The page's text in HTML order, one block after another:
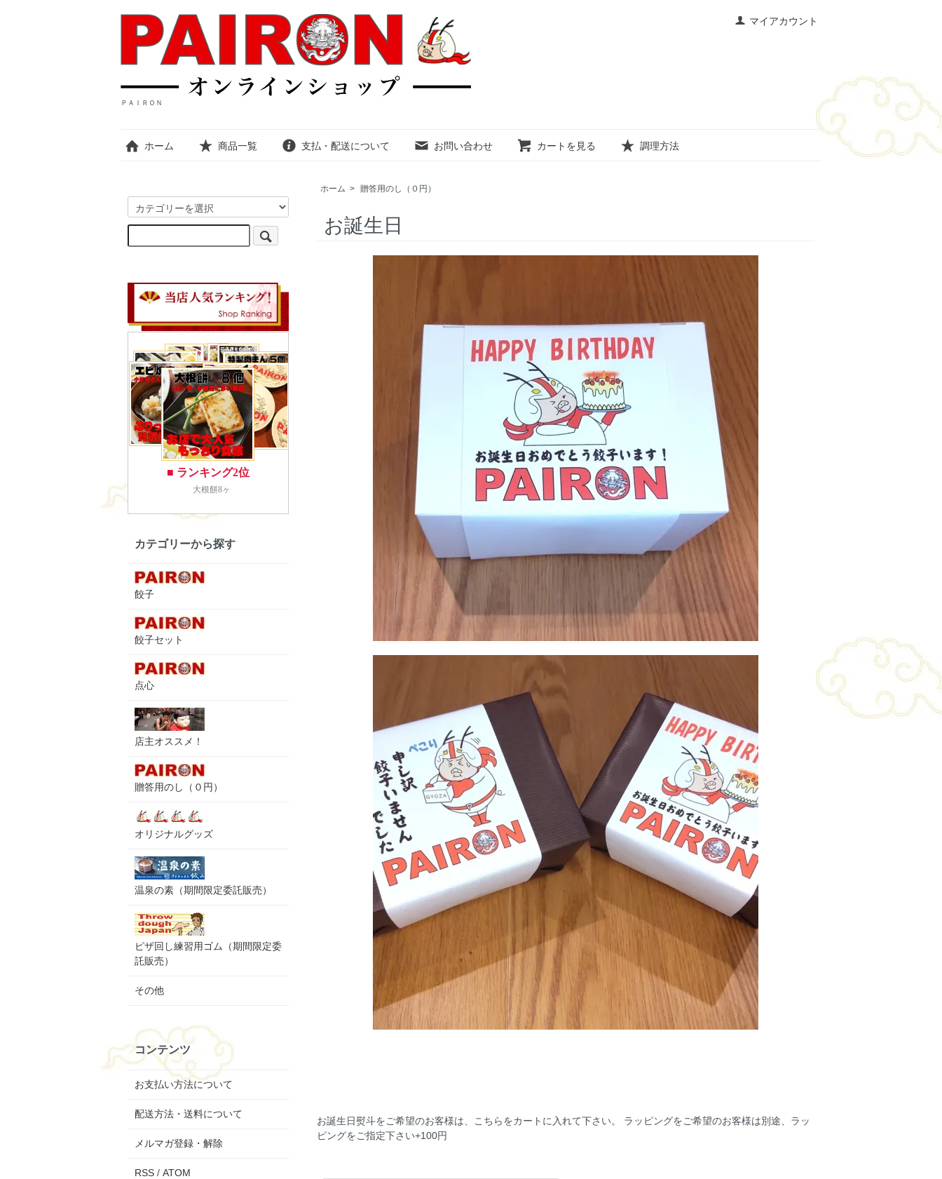
マイアカウント
ＰＡＩＲＯＮ
ホーム 商品一覧 支払・配送について お問い合わせ カートを見る 調理方法
ホーム > 贈答用のし（０円）
お誕生日
お誕生日熨斗をご希望のお客様は、こちらをカートに入れて下さい。 ラッピングをご希望のお客様は別途、ラッ
ピングをご指定下さい+100円
カテゴリーから探す
餃子
餃子セット
点心
店主オススメ！
贈答用のし（０円）
オリジナルグッズ
温泉の素（期間限定委託販売）
ピザ回し練習用ゴム（期間限定委
託販売）
その他
コンテンツ
お支払い方法について
配送方法・送料について
メルマガ登録・解除
RSS / ATOM